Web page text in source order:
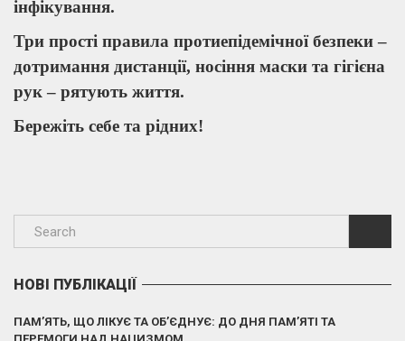
інфікування.
Три прості правила протиепідемічної безпеки –
дотримання дистанції, носіння маски та гігієна
рук – рятують життя.
Бережіть себе та рідних!
НОВІ ПУБЛІКАЦІЇ
ПАМ’ЯТЬ, ЩО ЛІКУЄ ТА ОБ’ЄДНУЄ: ДО ДНЯ ПАМ’ЯТІ ТА